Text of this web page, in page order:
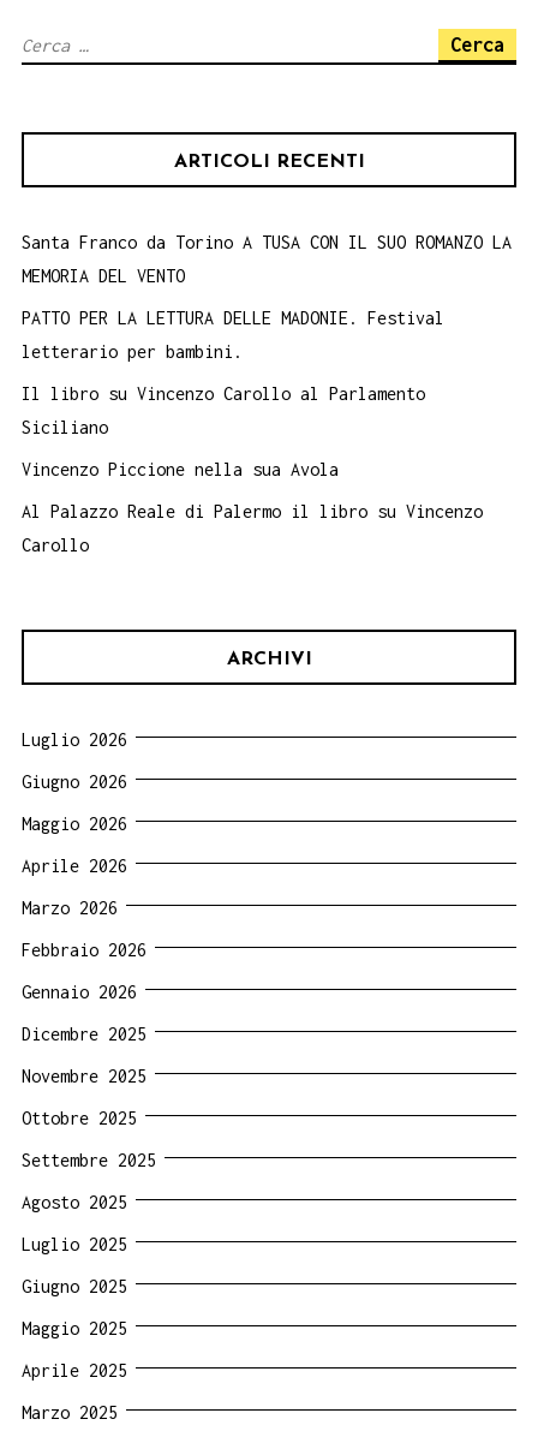
Ricerca
ARTICOLI RECENTI
Santa Franco da Torino A TUSA CON IL SUO ROMANZO LA
MEMORIA DEL VENTO
PATTO PER LA LETTURA DELLE MADONIE. Festival
letterario per bambini.
Il libro su Vincenzo Carollo al Parlamento
Siciliano
Vincenzo Piccione nella sua Avola
Al Palazzo Reale di Palermo il libro su Vincenzo
Carollo
ARCHIVI
Luglio 2026
Giugno 2026
Maggio 2026
Aprile 2026
Marzo 2026
Febbraio 2026
Gennaio 2026
Dicembre 2025
Novembre 2025
Ottobre 2025
Settembre 2025
Agosto 2025
Luglio 2025
Giugno 2025
Maggio 2025
Aprile 2025
Marzo 2025